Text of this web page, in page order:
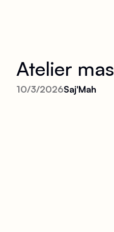
Atelier
10/3/2026Saj'Mah